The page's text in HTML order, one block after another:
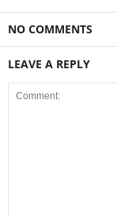
NO COMMENTS
LEAVE A REPLY